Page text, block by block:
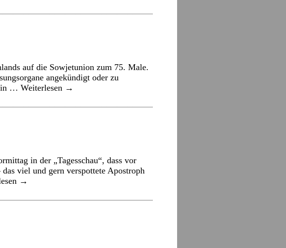
auf die Sowjetunion zum 75. Male.
angekündigt oder zu
in … Weiterlesen →
in der „Tagesschau“, dass vor
viel und gern verspottete Apostroph
→